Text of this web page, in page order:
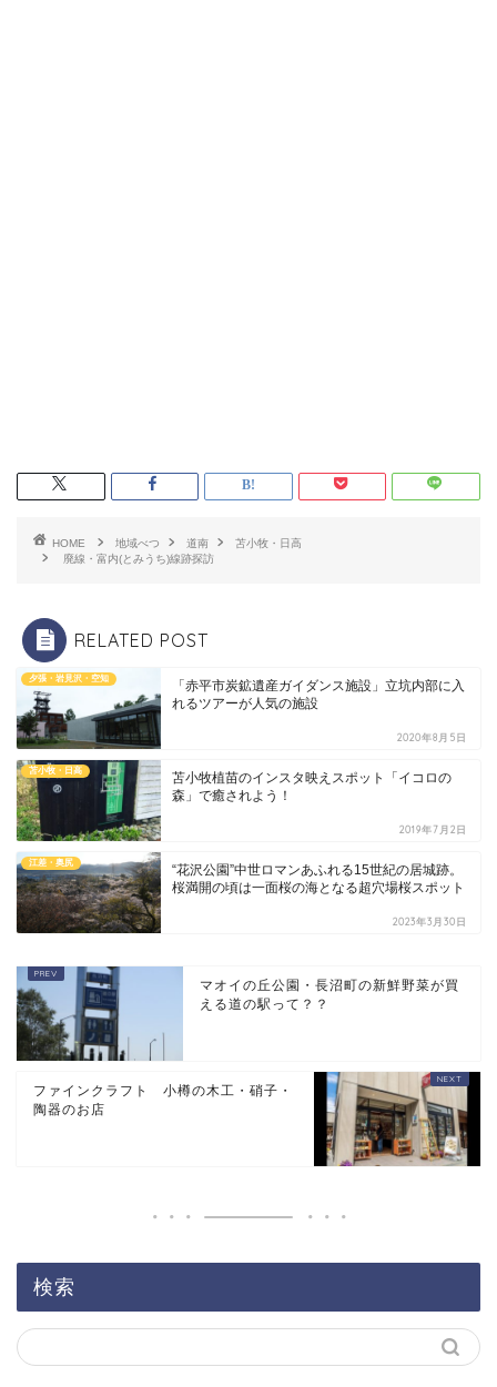
HOME 地域べつ 道南
苫小牧・日高
廃線・富内(とみうち)線跡探訪
RELATED POST
夕張・岩見沢・空知
「赤平市炭鉱遺産ガイダンス施設」立坑内部に入
れるツアーが人気の施設
2020年8月5日
苫小牧・日高
苫小牧植苗のインスタ映えスポット「イコロの
森」で癒されよう！
2019年7月2日
江差・奥尻
“花沢公園”中世ロマンあふれる15世紀の居城跡。
桜満開の頃は一面桜の海となる超穴場桜スポット
2023年3月30日
マオイの丘公園・長沼町の新鮮野菜が買
える道の駅って？？
ファインクラフト 小樽の木工・硝子・
陶器のお店
検索